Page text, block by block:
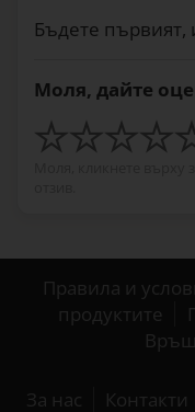
Бъдете първият,
Моля, дайте
Правила и
продуктите
За нас Контакти